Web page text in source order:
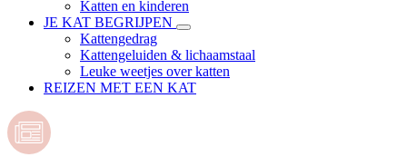
Katten en kinderen
JE KAT BEGRIJPEN
Kattengedrag
Kattengeluiden & lichaamstaal
Leuke weetjes over katten
REIZEN MET EEN KAT